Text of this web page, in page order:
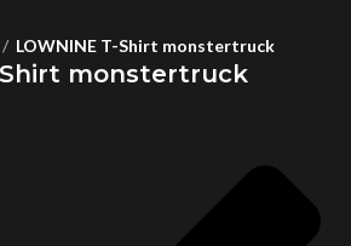
LOWNINE T-Shirt monstertruck
Shirt monstertruck